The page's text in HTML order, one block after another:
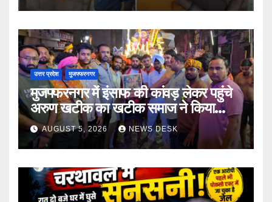
उत्तर प्रदेश मुजफ्फरनगर
मुजफ्फरनगर में इंसाफ की कांवड़ लेकर पहुंचे
अरुण खटीक का खटीक समाज ने किया
स्वागत
AUGUST 5, 2026 NEWS DESK